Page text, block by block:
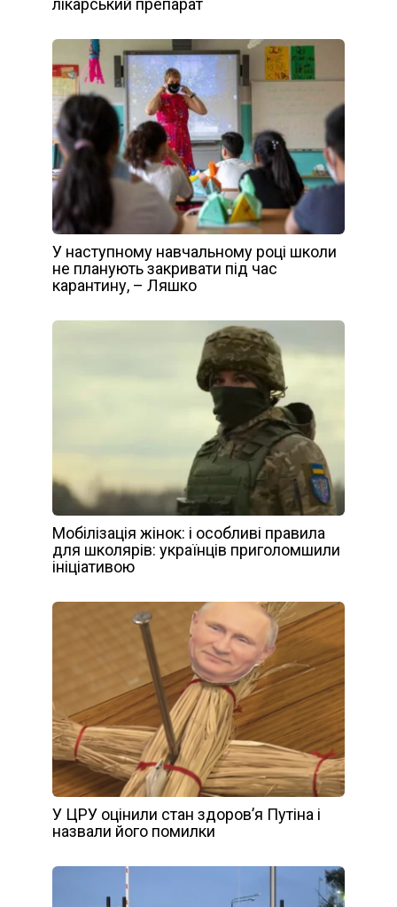
лікарський препарат
У наступному навчальному році школи
не планують закривати під час
карантину, – Ляшко
Мобілізація жінок: і особливі правила
для школярів: українців приголомшили
ініціативою
У ЦРУ оцінили стан здоров’я Путіна і
назвали його помилки